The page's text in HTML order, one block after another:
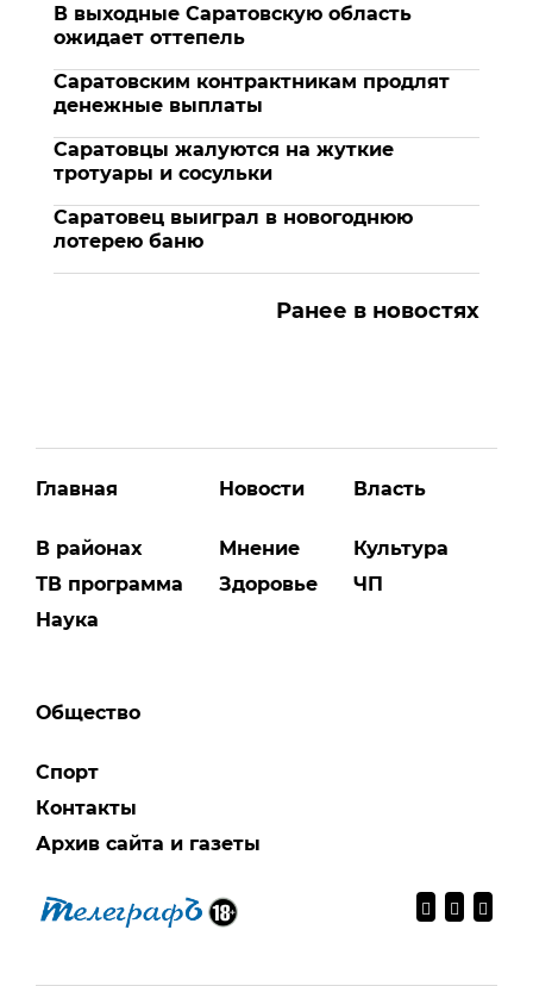
В выходные Саратовскую область
ожидает оттепель
Саратовским контрактникам продлят
денежные выплаты
Саратовцы жалуются на жуткие
тротуары и сосульки
Саратовец выиграл в новогоднюю
лотерею баню
Ранее в новостях
Главная
В районах
ТВ программа
Наука
Новости
Мнение
Здоровье
Власть
Культура
ЧП
Общество
Спорт
Контакты
Архив сайта и газеты